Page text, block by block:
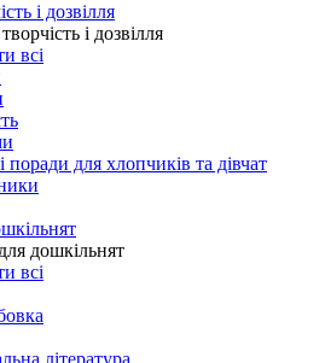
і дозвілля
і дозвілля
всі
поради для хлопчиків та дівчат
дошкільнят
всі
література